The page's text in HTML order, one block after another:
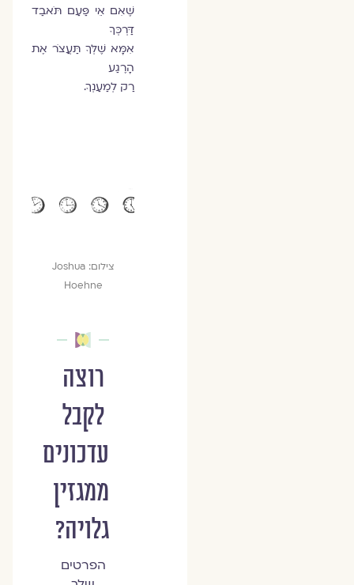
שֶׁאִם אֵי פַּעַם תֹּאבַד
דַּרְכְּךָ
אִמָּא שֶׁלְּךָ תַּעֲצֹר אֶת
הָרֶגַע
רַק לְמַעַנְךָ.
צילום: Joshua
Hoehne
רוצה
לקבל
עדכונים
ממגזין
גלויה?
הפרטים